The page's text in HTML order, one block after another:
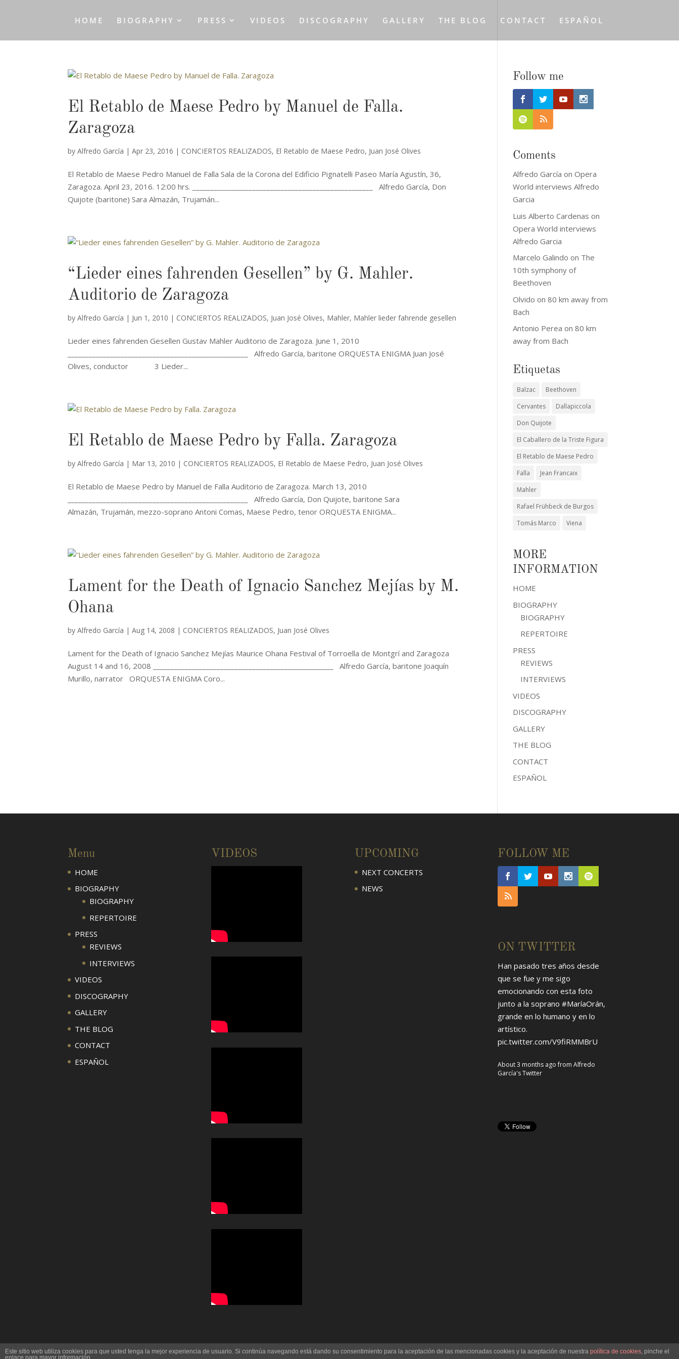
HOME BIOGRAPHY PRESS VIDEOS DISCOGRAPHY GALLERY THE BLOG CONTACT ESPAÑOL
El Retablo de Maese Pedro by Manuel de Falla.
Zaragoza
byAlfredo García |Apr 23, 2016 | CONCIERTOS REALIZADOS, El Retablo de Maese Pedro, Juan José Olives
El Retablo de Maese Pedro Manuel de Falla Sala de la Corona del Edificio Pignatelli Paseo María Agustín, 36,
Zaragoza. April 23, 2016. 12:00 hrs. ___________________________________________________ Alfredo García, Don
Quijote (baritone) Sara Almazán, Trujamán...
“Lieder eines fahrenden Gesellen” by G. Mahler.
Auditorio de Zaragoza
byAlfredo García | Jun 1, 2010 | CONCIERTOS REALIZADOS, Juan José Olives, Mahler, Mahler lieder fahrende gesellen
Lieder eines fahrenden Gesellen Gustav Mahler Auditorio de Zaragoza. June 1, 2010
___________________________________________________ Alfredo García, baritone ORQUESTA ENIGMA Juan José
Olives, conductor 3 Lieder...
El Retablo de Maese Pedro by Falla. Zaragoza
byAlfredo García | Mar 13, 2010 | CONCIERTOS REALIZADOS, El Retablo de Maese Pedro, Juan José Olives
El Retablo de Maese Pedro by Manuel de Falla Auditorio de Zaragoza. March 13, 2010
___________________________________________________ Alfredo García, Don Quijote, baritone Sara
Almazán, Trujamán, mezzo-soprano Antoni Comas, Maese Pedro, tenor ORQUESTA ENIGMA...
Lament for the Death of Ignacio Sanchez Mejías by M.
Ohana
byAlfredo García |Aug 14, 2008 | CONCIERTOS REALIZADOS, Juan José Olives
Lament for the Death of Ignacio Sanchez Mejías Maurice Ohana Festival of Torroella de Montgrí and Zaragoza
August 14 and 16, 2008 ___________________________________________________ Alfredo García, baritone Joaquín
Murillo, narrator ORQUESTA ENIGMA Coro...
Follow me
Coments
Alfredo García onOpera
World interviews Alfredo
Garcia
Luis Alberto Cardenas on
Opera World interviews
Alfredo Garcia
Marcelo Galindo on The
10th symphony of
Beethoven
Olvido on80 km away from
Bach
Antonio Perea on80 km
away from Bach
Etiquetas
Balzac
Beethoven
Cervantes
Dallapiccola
Don Quijote
El Caballero de la Triste Figura
El Retablo de Maese Pedro
Falla
Jean Francaix
Mahler
Rafael Frühbeck de Burgos
Tomás Marco
Viena
MORE
INFORMATION
HOME
BIOGRAPHY
BIOGRAPHY
REPERTOIRE
PRESS
REVIEWS
INTERVIEWS
VIDEOS
DISCOGRAPHY
GALLERY
THE BLOG
CONTACT
ESPAÑOL
Menu
HOME
BIOGRAPHY
BIOGRAPHY
REPERTOIRE
PRESS
REVIEWS
INTERVIEWS
VIDEOS
DISCOGRAPHY
GALLERY
THE BLOG
CONTACT
ESPAÑOL
VIDEOS UPCOMING
NEXT CONCERTS
NEWS
FOLLOW ME
ON TWITTER
Han pasado tres años desde
que se fue y me sigo
emocionando con esta foto
junto a la soprano#MaríaOrán,
grande en lo humano y en lo
artístico.
pic.twitter.com/V9fiRMMBrU
About 3 months agofromAlfredo
García's Twitter
Este sitio web utiliza cookies para que usted tenga la mejor experiencia de usuario. Si continúa navegando está dando su consentimiento para la aceptación de las mencionadas cookies y la aceptación de nuestra política de cookies, pinche el
enlace para mayor información.